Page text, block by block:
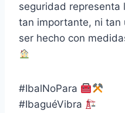
seguridad
tan importante, ni tan
ser hecho con
#IbalNoPara
#IbaguéVibra